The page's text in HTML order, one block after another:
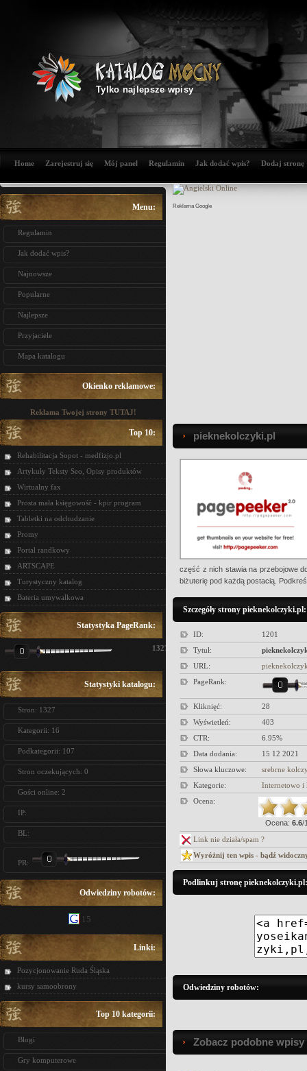
Tylko najlepsze wpisy
Home Zarejestruj się Mój panel Regulamin Jak dodać wpis? Dodaj stronę
Menu:
Regulamin
Jak dodać wpis?
Najnowsze
Popularne
Najlepsze
Przyjaciele
Mapa katalogu
Okienko reklamowe:
Reklama Twojej strony TUTAJ!
Top 10:
Rehabilitacja Sopot - medfizjo.pl
Artykuły Teksty Seo, Opisy produktów
Wirtualny fax
Prosta mała księgowość - kpir program
Tabletki na odchudzanie
Promy
Portal randkowy
ARTSCAPE
Turystyczny katalog
Bateria umywalkowa
Statystyka PageRank:
1327
Statystyki katalogu:
Stron: 1327
Kategorii: 16
Podkategorii: 107
Stron oczekujących: 0
Gości online: 2
IP:
BL:
PR:
Odwiedziny robotów:
15
Linki:
Pozycjonowanie Ruda Śląska
kursy samoobrony
Top 10 kategorii:
Blogi
Gry komputerowe
Reklama Google
pieknekolczyki.pl
część z nich stawia na przebojowe
biżuterię pod każdą postacią.
Szczegóły strony pieknekolczyki.pl:
ID:
1201
Tytuł:
URL:
PageRank:
Kliknięć:
28
Wyświetleń:
403
CTR:
6.95%
Data dodania:
15 12 2021
Słowa kluczowe:
srebrne
Kategorie:
Internetowo i
Ocena:
Ocena: 6.6/
Link nie działa/spam ?
Wyróżnij ten wpis - bądź
Podlinkuj stronę pieknekolczyki.pl:
Odwiedziny robotów:
Zobacz podobne